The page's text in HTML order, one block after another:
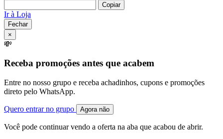
Copiar
Ir à Loja
Fechar
×
💸
Receba promoções antes que acabem
Entre no nosso grupo e receba achadinhos, cupons e promoções
direto pelo WhatsApp.
Quero entrar no grupo Agora não
Você pode continuar vendo a oferta na aba que acabou de abrir.